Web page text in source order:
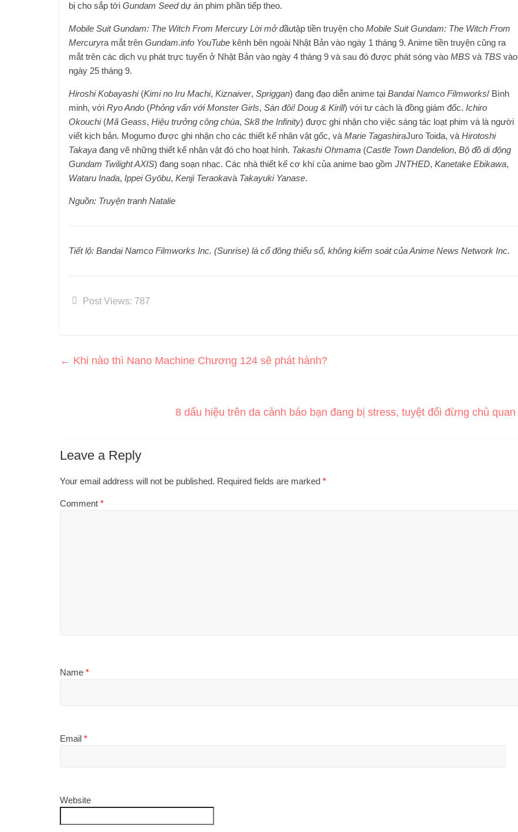
bị cho sắp tới Gundam Seeddự án phim phần tiếp theo.
Mobile Suit Gundam: The Witch From Mercury Lời mở đầutập tiền truyện cho Mobile Suit Gundam: The Witch From
Mercuryra mắt trên Gundam.info YouTube kênh bên ngoài Nhật Bản vào ngày 1 tháng 9. Anime tiền truyện cũng ra
mắt trên các dịch vụ phát trực tuyến ở Nhật Bản vào ngày 4 tháng 9 và sau đó được phát sóng vào MBS và TBS vào
ngày 25 tháng 9.
Hiroshi Kobayashi(Kimi no Iru Machi, Kiznaiver, Spriggan) đang đạo diễn anime tại Bandai Namco Filmworks/ Bình
minh, với Ryo Ando (Phỏng vấn với Monster Girls, Sàn đôi! Doug & Kirill) với tư cách là đồng giám đốc. Ichiro
Okouchi(Mã Geass, Hiệu trưởng công chúa, Sk8 the Infinity) được ghi nhận cho việc sáng tác loạt phim và là người
viết kịch bản. Mogumo được ghi nhận cho các thiết kế nhân vật gốc, và Marie TagashiraJuro Toida, và Hirotoshi
Takaya đang vẽ những thiết kế nhân vật đó cho hoạt hình. Takashi Ohmama (Castle Town Dandelion, Bộ đồ di động
Gundam Twilight AXIS) đang soạn nhạc. Các nhà thiết kế cơ khí của anime bao gồm JNTHED, Kanetake Ebikawa,
Wataru Inada, Ippei Gyōbu, Kenji Teraokavà Takayuki Yanase.
Nguồn: Truyện tranh Natalie
Tiết lộ: Bandai Namco Filmworks Inc. (Sunrise) là cổ đông thiểu số, không kiểm soát của Anime News Network Inc.
Post Views: 787
← Khi nào thì Nano Machine Chương 124 sẽ phát hành?
8 dấu hiệu trên da cảnh báo bạn đang bị stress, tuyệt đối đừng chủ quan
Leave a Reply
Your email address will not be published. Required fields are marked *
Comment *
Name *
Email *
Website